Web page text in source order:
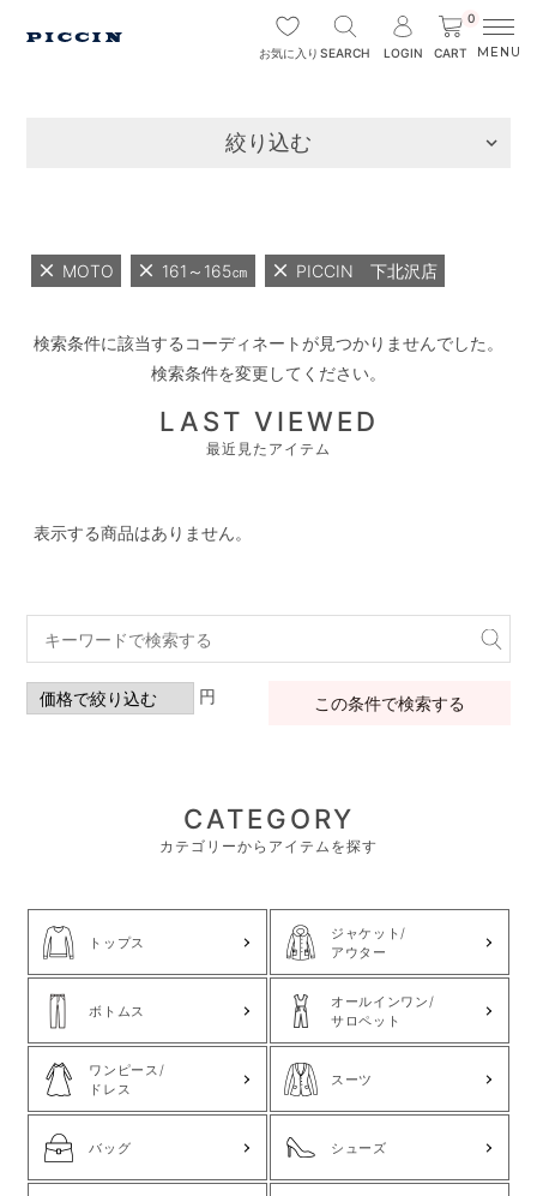
お気に入り SEARCH LOGIN
0
CART
絞り込む
MOTO 161～165㎝ PICCIN 下北沢店
検索条件に該当するコーディネートが見つかりませんでした。
検索条件を変更してください。
LAST VIEWED
最近見たアイテム
表示する商品はありません。
円 この条件で検索する
CATEGORY
カテゴリーからアイテムを探す
トップス
ジャケット/
アウター
ボトムス
オールインワン/
サロペット
ワンピース/
ドレス
スーツ
バッグ シューズ